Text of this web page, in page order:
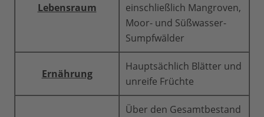
Lebensraum
einschließlich Mangroven,
Moor- und Süßwasser-
Sumpfwälder
Ernährung
Hauptsächlich Blätter und
unreife Früchte
Über den Gesamtbestand